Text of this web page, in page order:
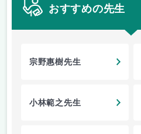
おすすめの先生
宗野惠樹先生
小林範之先生